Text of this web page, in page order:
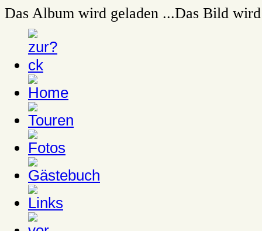
Das Album wird geladen ...Das Bild